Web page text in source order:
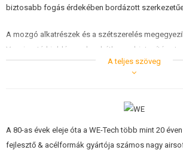
HÍREK
KEDVEZMÉNYEK
biztosabb fogás érdekében bordázott
A mozgó alkatrészek és a szétszerelés
Vagyis a tárkioldó gomb, a kétkezes biztosító, a
csúszdafogó kar. Ha eltávolították, a csúszda
könnyűfém ravasz.
A teljes szöveg
A 80-as évek eleje óta a WE-Tech több mint 20
fejlesztő & acélformák gyártója számos nagy